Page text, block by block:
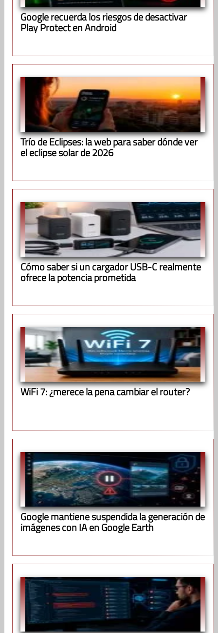
Google recuerda los riesgos de desactivar
Play Protect en Android
Trío de Eclipses: la web para saber dónde ver
el eclipse solar de 2026
Cómo saber si un cargador USB-C realmente
ofrece la potencia prometida
WiFi 7: ¿merece la pena cambiar el router?
Google mantiene suspendida la generación de
imágenes con IA en Google Earth